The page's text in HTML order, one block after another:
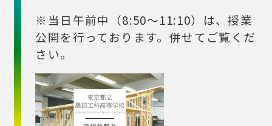
※当日午前中（8:50～11:10）は、授業
公開を行っております。併せてご覧くだ
さい。